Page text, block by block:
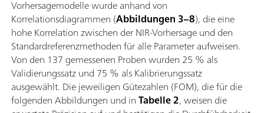
Vorhersagemodelle wurde anhand von
Korrelationsdiagrammen (Abbildungen 3–8), die eine
hohe Korrelation zwischen der NIR-Vorhersage und den
Standardreferenzmethoden für alle Parameter aufweisen.
Von den 137 gemessenen Proben wurden 25 % als
Validierungssatz und 75 % als Kalibrierungssatz
ausgewählt. Die jeweiligen Gütezahlen (FOM), die für die
folgenden Abbildungen und inTabelle 2, weisen die